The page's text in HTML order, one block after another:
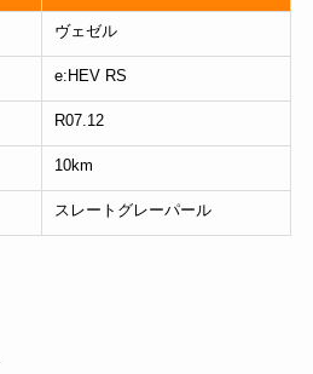
ヴェゼル
e:HEV RS
R07.12
10km
スレートグレーパール